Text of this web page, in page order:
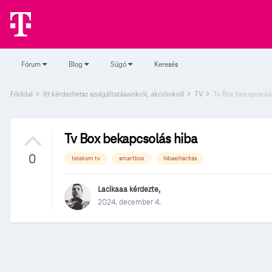
Fórum Blog Súgó Keresés
Főoldal Itt kérdezhetsz szolgáltatásainkról, akcióinkról TV Tv Box
0
Tv Box bekapcsolás hiba
telekom tv smartbox hibaelhárítás
Lacikaaa kérdezte,
2024. december 4.